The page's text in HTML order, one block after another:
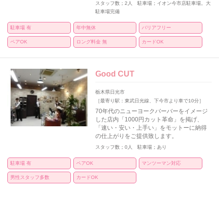
スタッフ数；2人 駐車場；イオン今市店駐車場。大
駐車場完備
駐車場 有 年中無休 バリアフリー
ペアOK ロング料金 無 カードOK
Good CUT
栃木県日光市
［最寄り駅：東武日光線、下今市より車で10分］
70年代のニューヨークバーバーをイメージ
した店内「1000円カット革命」を掲げ、
「速い・安い・上手い」をモットーに納得
の仕上がりをご提供致します。
スタッフ数；0人 駐車場；あり
駐車場 有 ペアOK マンツーマン対応
男性スタッフ多数 カードOK